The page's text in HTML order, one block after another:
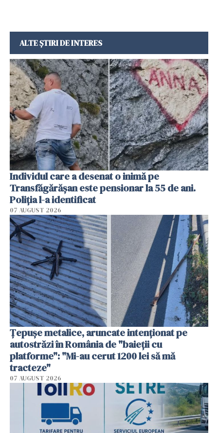
ALTE ȘTIRI DE INTERES
Individul care a desenat o inimă pe
Transfăgărășan este pensionar la 55 de ani.
Poliția l-a identificat
07 AUGUST 2026
Țepușe metalice, aruncate intenționat pe
autostrăzi în România de "baieții cu
platforme": "Mi-au cerut 1200 lei să mă
tracteze"
07 AUGUST 2026